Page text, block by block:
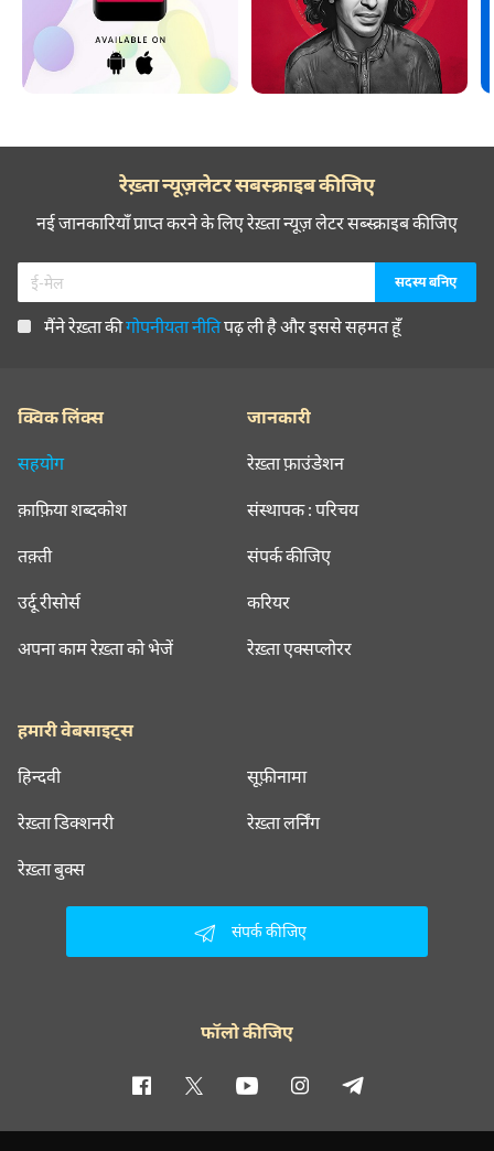
रेख़्ता न्यूज़लेटर सबस्क्राइब कीजिए
नई जानकारियाँ प्राप्त करने के लिए रेख़्ता न्यूज़ लेटर सब्स्क्राइब कीजिए
मैंने रेख़्ता कीगोपनीयता नीतिपढ़ ली है और इससे सहमत हूँ
क्विक लिंक्स
सहयोग
क़ाफ़िया शब्दकोश
तक़्ती
उर्दू रीसोर्स
अपना काम रेख़्ता को भेजें
जानकारी
रेख़्ता फ़ाउंडेशन
संस्थापक : परिचय
संपर्क कीजिए
करियर
रेख़्ता एक्सप्लोरर
हमारी वेबसाइट्स
हिन्दवी सूफ़ीनामा
रेख़्ता डिक्शनरी रेख़्ता लर्निंग
रेख़्ता बुक्स
संपर्क कीजिए
फॉलो कीजिए